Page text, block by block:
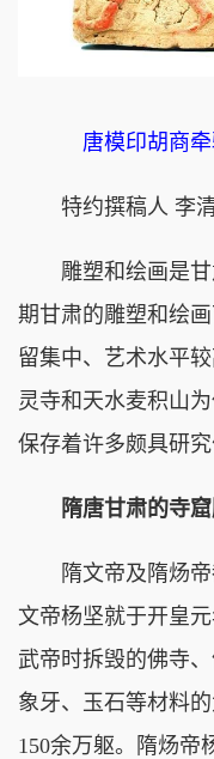
唐模印胡商
特约撰稿人 李
雕塑和绘画是甘
期甘肃的雕塑和绘
留集中、艺术水平
灵寺和天水麦积山
保存着许多颇具研究
隋唐甘肃的寺
隋文帝及隋炀帝
文帝杨坚就于开皇
武帝时拆毁的佛寺
象牙、玉石等材料
150余万躯。隋炀帝